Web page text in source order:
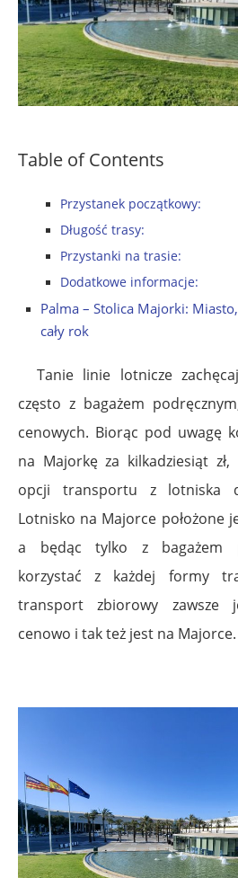
Table of Contents
Przystanek początkowy:
Długość trasy:
Przystanki na trasie:
Dodatkowe informacje:
Palma – Stolica Majorki:
cały rok
Tanie linie lotnicze
często z bagażem
cenowych. Biorąc pod uwagę
na Majorkę za kilkadziesiąt
opcji transportu z lotniska
Lotnisko na Majorce położone
a będąc tylko z bagażem
korzystać z każdej formy
transport zbiorowy zawsze
cenowo i tak też jest na Majorce.